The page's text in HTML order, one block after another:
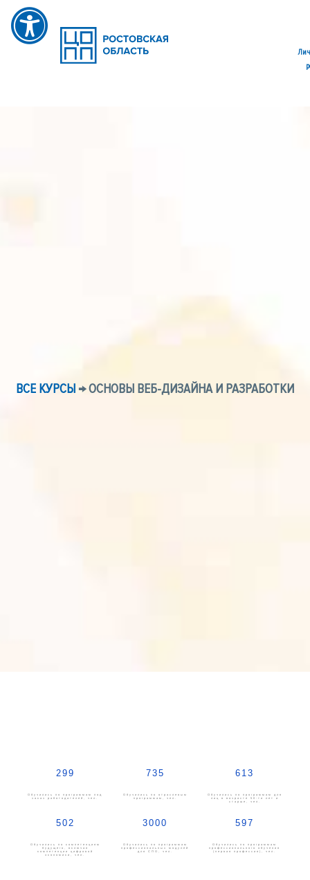
ВСЕ КУРСЫ → ОСНОВЫ ВЕБ-ДИЗАЙНА И РАЗРАБОТКИ
299
Обучились по программам под
заказ работодателей, чел.
735
Обучились по отраслевым
программам, чел.
613
Обучились по программам для
лиц в возрасте 50-ти лет и
старше, чел.
502
Обучились по компетенциям
будущего, включая
компетенции цифровой
экономики, чел.
3000
Обучились по программам
профессиональных модулей
для СПО, чел.
597
Обучились по программам
профессионального обучения
(первая профессия), чел.